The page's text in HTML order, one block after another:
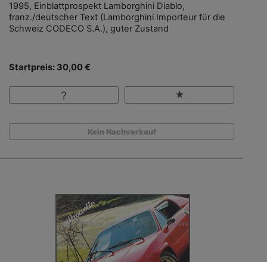
1995, Einblattprospekt Lamborghini Diablo,
franz./deutscher Text (Lamborghini Importeur für die
Schweiz CODECO S.A.), guter Zustand
Startpreis: 30,00 €
Kein Nachverkauf